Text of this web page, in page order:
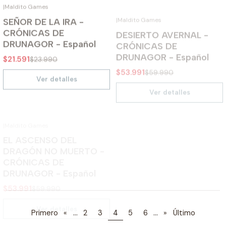
CRÓNICAS DE
DRUNAGOR - Español
$21.591$23.990
Ver detalles
DRUNAGOR - Español
$53.991$59.990
Ver detalles
-10%
AGOTADO
Maldito Games
EL ASCENSO DEL
AGOTADO
La Ruina de Luccanor -
Crónicas de Drunagor -
Primero « ... 2 3 4 5 6 ... » Último